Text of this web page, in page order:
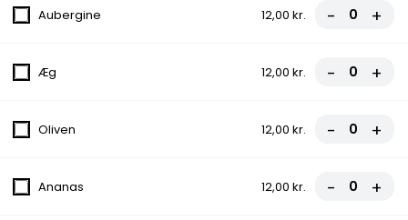
320,00 kr.
Pommes Frites
Aubergine 12,00 kr. - +
Æg 12,00 kr. - +
Oliven 12,00 kr. - +
Ananas 12,00 kr. - +